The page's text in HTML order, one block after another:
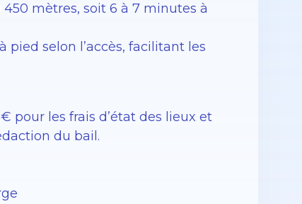
mètres, soit 6 à 7 minutes à
pied selon l’accès, facilitant les
pour les frais d’état des lieux et
du bail.